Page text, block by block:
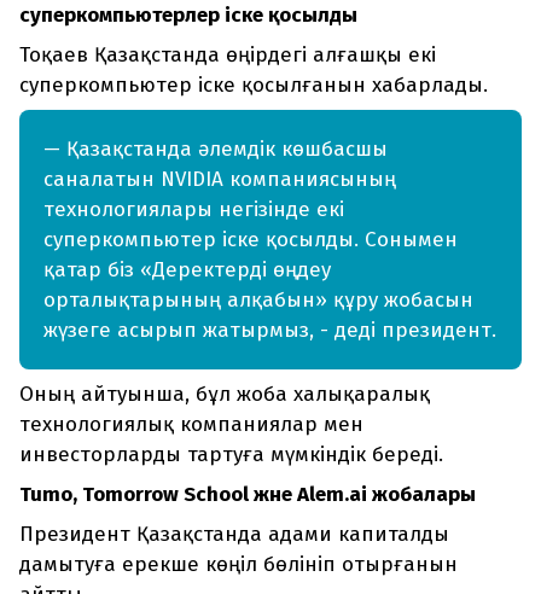
суперкомпьютерлер іске қосылды
Тоқаев Қазақстанда өңірдегі алғашқы екі
суперкомпьютер іске қосылғанын хабарлады.
— Қазақстанда әлемдік көшбасшы
саналатын NVIDIA компаниясының
технологиялары негізінде екі
суперкомпьютер іске қосылды. Сонымен
қатар біз «Деректерді өңдеу
орталықтарының алқабын» құру жобасын
жүзеге асырып жатырмыз, - деді президент.
Оның айтуынша, бұл жоба халықаралық
технологиялық компаниялар мен
инвесторларды тартуға мүмкіндік береді.
Tumo, Tomorrow School және Alem.ai жобалары
Президент Қазақстанда адами капиталды
дамытуға ерекше көңіл бөлініп отырғанын